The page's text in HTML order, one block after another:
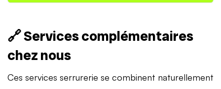
🔗 Services complémentaires
chez nous
Ces services serrurerie se combinent naturellement